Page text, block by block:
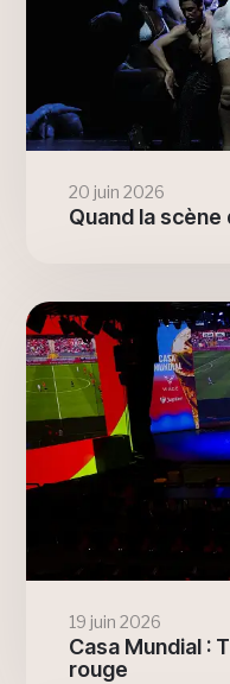
20 juin 2026
Quand la
19 juin 2026
Casa Mundial :
rouge